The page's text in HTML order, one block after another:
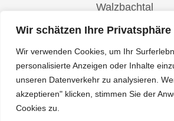
Wir schätzen Ihre Privatsphäre
Wir verwenden Cookies, um Ihr
personalisierte Anzeigen oder Inhalte
unseren Datenverkehr zu analysieren.
akzeptieren" klicken, stimmen Sie der
Cookies zu.
Walzbachtal
Steiner Straße
12c; 75045
Walzbachtal
E-Mail: